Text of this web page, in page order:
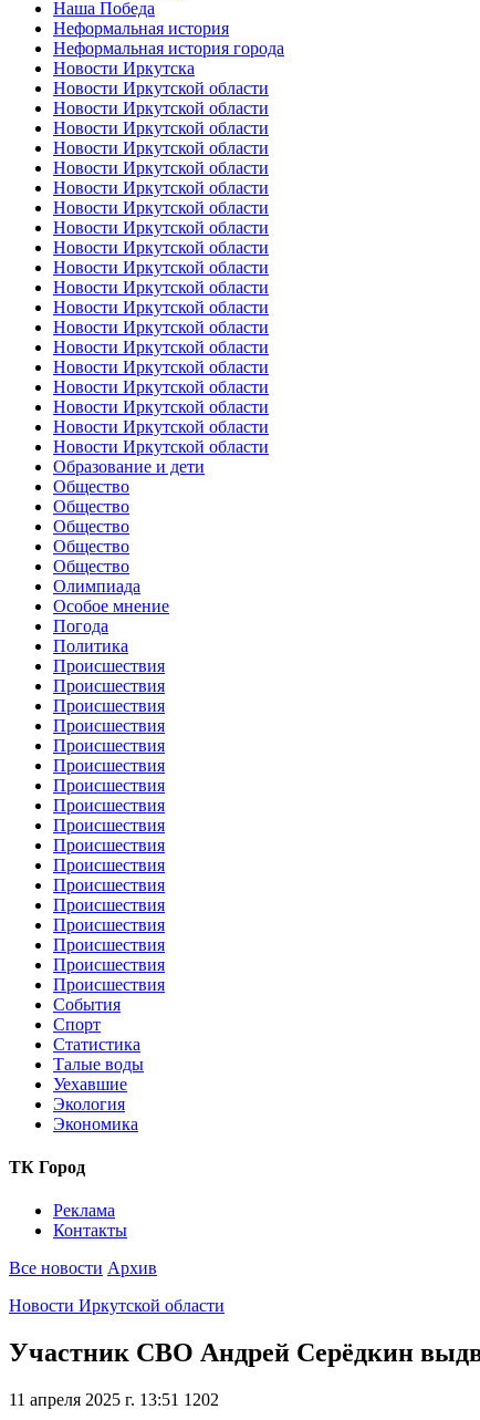
Наша Победа
Неформальная история
Неформальная история города
Новости Иркутска
Новости Иркутской области
Новости Иркутской области
Новости Иркутской области
Новости Иркутской области
Новости Иркутской области
Новости Иркутской области
Новости Иркутской области
Новости Иркутской области
Новости Иркутской области
Новости Иркутской области
Новости Иркутской области
Новости Иркутской области
Новости Иркутской области
Новости Иркутской области
Новости Иркутской области
Новости Иркутской области
Новости Иркутской области
Новости Иркутской области
Новости Иркутской области
Образование и дети
Общество
Общество
Общество
Общество
Общество
Олимпиада
Особое мнение
Погода
Политика
Происшествия
Происшествия
Происшествия
Происшествия
Происшествия
Происшествия
Происшествия
Происшествия
Происшествия
Происшествия
Происшествия
Происшествия
Происшествия
Происшествия
Происшествия
Происшествия
Происшествия
События
Спорт
Статистика
Талые воды
Уехавшие
Экология
Экономика
ТК Город
Реклама
Контакты
Все новости Архив
Новости Иркутской области
Участник СВО Андрей Серёдкин
11 апреля 2025 г. 13:51 1202